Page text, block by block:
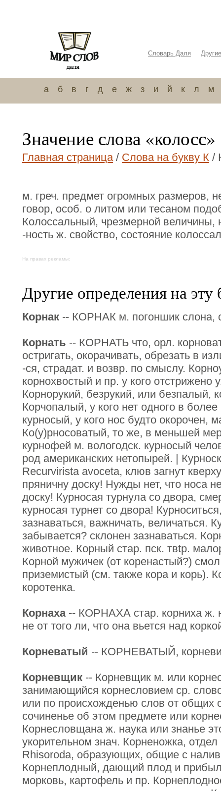
Словарь Даля
а б в г д е ж з и й к л м
Значение слова «колосс»
Главная страница/ Слова на букву К /
м. греч. предмет огромных размеров,
говор, особ. о литом или тесаном
Колоссальный, чрезмерной
-ность ж. свойство, состояние
На правах рекламы:
Другие определения на эту
Корнак -- КОРНАК м. погоншик слона,
Корнать -- КОРНАТЬ что, орл.
остригать, окорачивать, обрезать в
-ся, страдат. и возвр. по смыслу.
корнохвостый и пр. у кого отстрижено
Корнорукий, безрукий, или безпалый,
Корчопалый, у кого нет одного в
курносый, у кого нос будто окорочен,
Ко(у)рносоватый, то же, в меньшей
курнофей м. вологодск. курносый
род американских нетопырей. |
Recurvirista avocetа, клюв загнут
пряничну доску! Нужды нет, что носа
доску! Курносая турнула со двора,
курносая турнет со двора!
зазнаваться, важничать, величаться.
забывается? склонен зазнаваться.
животное. Корный стар. пск. твtр.
Корной мужичек (от коренастый?)
приземистый (см. также кора и корь).
коротенка.
Корнаха-- КОРНАХА стар. корниха ж.
не от того ли, что она вьется над
Корневатый -- КОРНЕВАТЫЙ,
Корневщик -- Корневщик м. или
занимающийся корнесловием ср.
или по происхожденью слов от общих
сочиненье об этом предмете или
Корнесловщана ж. наука или знанье
укорительном знач. Корненожка,
Rhisoroda, образующих, общие с
Корнеплодный, дающий плод и
морковь, картофель и пр.